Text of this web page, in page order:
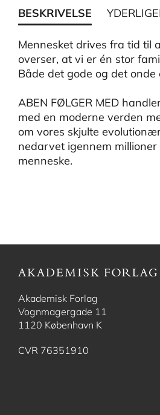
BESKRIVELSE
Mennesket drives fra tid
overser, at vi er én stor
Både det gode og det
ABEN FØLGER MED
med en moderne verden
om vores skjulte
nedarvet igennem
menneske.
Akademisk Forlag
Vognmagergade 11
1120 København K
CVR 76351910